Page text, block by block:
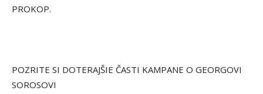
PROKOP.
POZRITE SI DOTERAJŠIE ČASTI KAMPANE O GEORGOVI
SOROSOVI